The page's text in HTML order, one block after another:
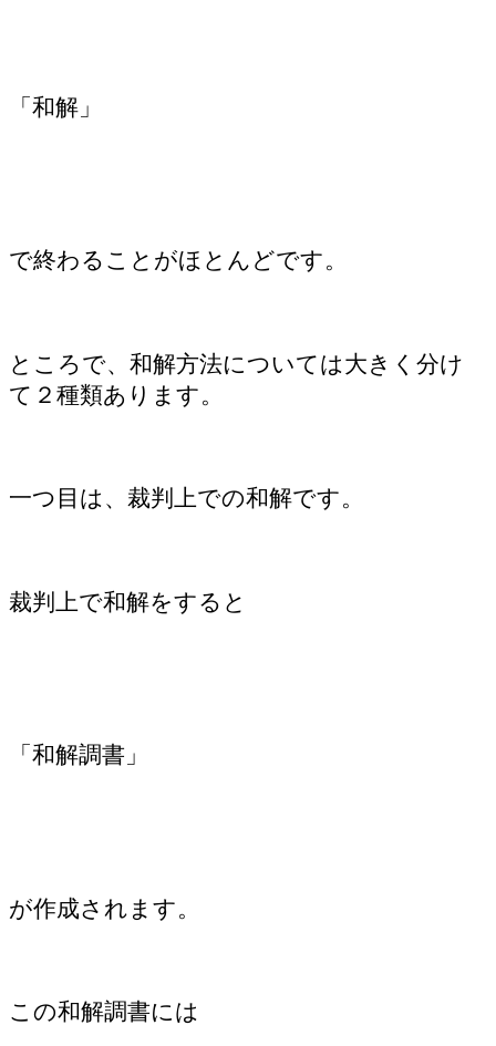
「和解」
で終わることがほとんどです。
ところで、和解方法については大きく分け
て２種類あります。
一つ目は、裁判上での和解です。
裁判上で和解をすると
「和解調書」
が作成されます。
この和解調書には